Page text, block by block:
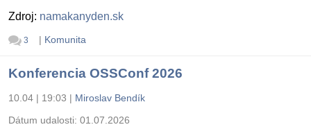
Zdroj: namakanyden.sk
3 | Komunita
Konferencia OSSConf 2026
10.04 | 19:03 | Miroslav Bendík
Dátum udalosti: 01.07.2026